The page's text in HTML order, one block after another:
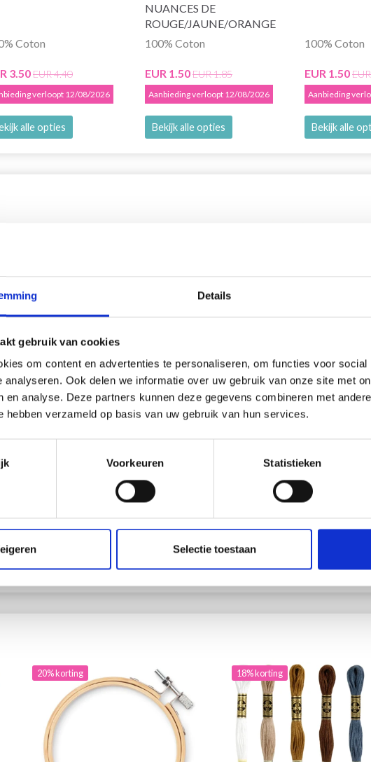
Details
gebruik van cookies
om content en advertenties te personaliseren, om functies voor social
analyseren. Ook delen we informatie over uw gebruik van onze site met
en analyse. Deze partners kunnen deze gegevens combineren met
hebben verzameld op basis van uw gebruik van hun services.
Voorkeuren Statistieken
Selectie toestaan
Coton
3.50EUR 4.40
verloopt 12/08/2026
alle opties
NUANCES DE
ROUGE/JAUNE/ORANGE
100% Coton
EUR 1.50EUR 1.85
Aanbieding verloopt 12/08/2026
Bekijk alle opties
100% Coton
EUR 1.50
Aanbieding
Bekijk alle
HOBBYARTS CERCLE À BRODER
Bekijk alle opties
DMC MOULINÉ SPÉCIAL 25
100% Coton
Aanbieding verloopt 12/08/2026
Bekijk alle opties
20% korting 18% korting